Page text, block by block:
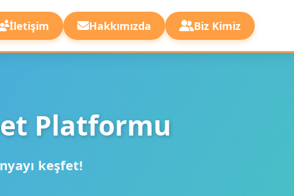
İletişim Hakkımızda Biz Kimiz
Platformu
keşfet!